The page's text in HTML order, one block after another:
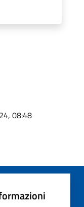
08:48